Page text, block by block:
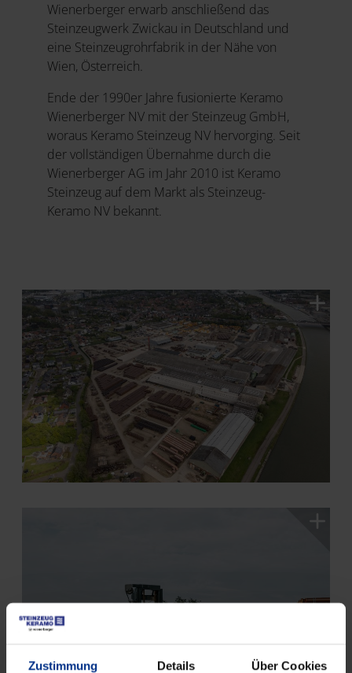
Zustimmung Details Über Cookies
Wienerberger erwarb anschließend das
Steinzeugwerk Zwickau in Deutschland und
eine Steinzeugrohrfabrik in der Nähe von
Wien, Österreich.
Ende der 1990er Jahre fusionierte Keramo
Wienerberger NV mit der Steinzeug GmbH,
woraus Keramo Steinzeug NV hervorging. Seit
der vollständigen Übernahme durch die
Wienerberger AG im Jahr 2010 ist Keramo
Steinzeug auf dem Markt als Steinzeug-
Keramo NV bekannt.